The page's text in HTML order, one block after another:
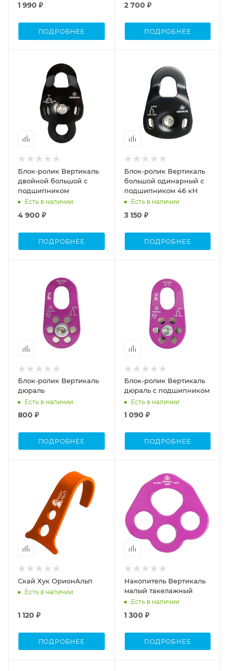
1 990 ₽
ПОДРОБНЕЕ
2 700 ₽
ПОДРОБНЕЕ
Блок-ролик Вертикаль
двойной большой с
подшипником
Есть в наличии
4 900 ₽
ПОДРОБНЕЕ
Блок-ролик Вертикаль
большой одинарный с
подшипником 46 кН
Есть в наличии
3 150 ₽
ПОДРОБНЕЕ
Блок-ролик Вертикаль
дюраль
Есть в наличии
800 ₽
ПОДРОБНЕЕ
Блок-ролик Вертикаль
дюраль с подшипником
Есть в наличии
1 090 ₽
ПОДРОБНЕЕ
Скай Хук ОрионАльп
Есть в наличии
1 120 ₽
ПОДРОБНЕЕ
Накопитель Вертикаль
малый такелажный
Есть в наличии
1 300 ₽
ПОДРОБНЕЕ